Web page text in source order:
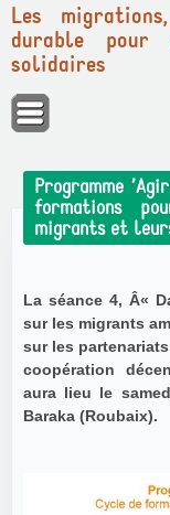
Panneau de gestion des
Les
durable pour
solidaires
Programme
formations
migrants et
La séance 4, Â«
sur les migrants
sur les
coopération
aura lieu le
Baraka (Roubaix).